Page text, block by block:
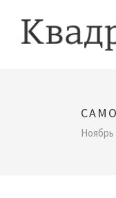
Ноябрь